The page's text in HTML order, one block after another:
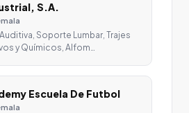
S.A.
Soporte Lumbar, Trajes
y Químicos, Alfom…
Escuela De Futbol